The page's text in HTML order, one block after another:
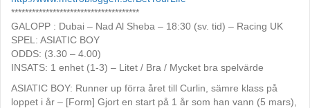
*************************************
GALOPP : Dubai – Nad Al Sheba – 18:30 (sv. tid) – Racing UK
SPEL: ASIATIC BOY
ODDS: (3.30 – 4.00)
INSATS: 1 enhet (1-3) – Litet / Bra / Mycket bra spelvärde
ASIATIC BOY: Runner up förra året till Curlin, sämre klass på
loppet i år – [Form] Gjort en start på 1 år som han vann (5 mars),